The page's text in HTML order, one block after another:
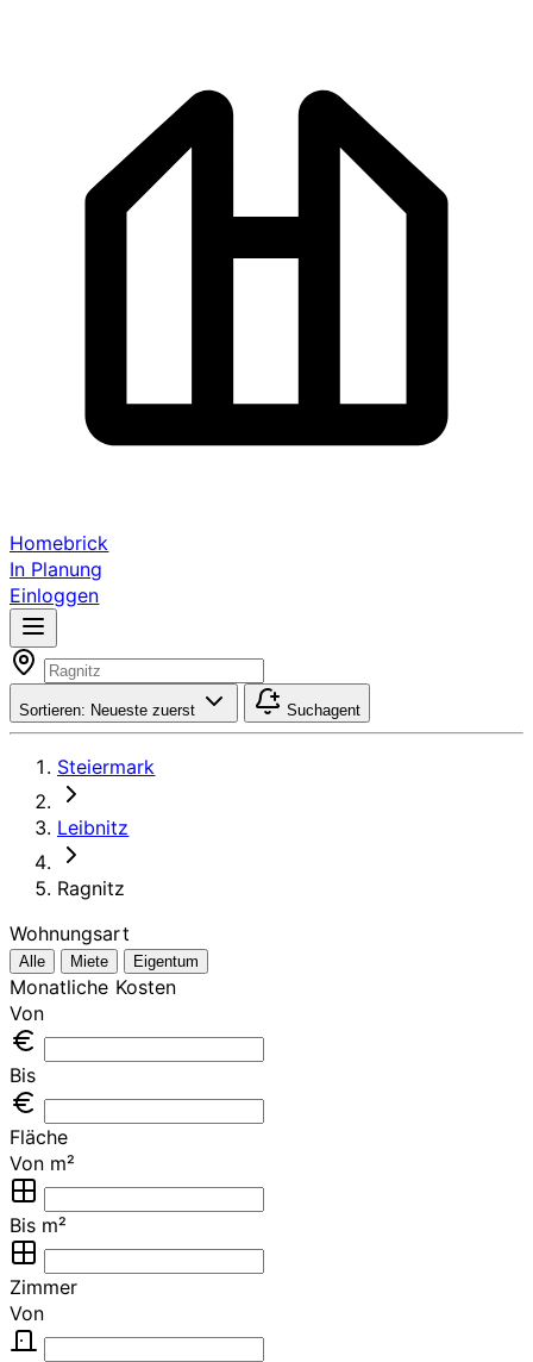
Homebrick
In Planung
Einloggen
Sortieren: Neueste zuerst Suchagent
Steiermark
Leibnitz
Ragnitz
Wohnungsart
Alle Miete Eigentum
Monatliche Kosten
Von
Bis
Fläche
Von m²
Bis m²
Zimmer
Von